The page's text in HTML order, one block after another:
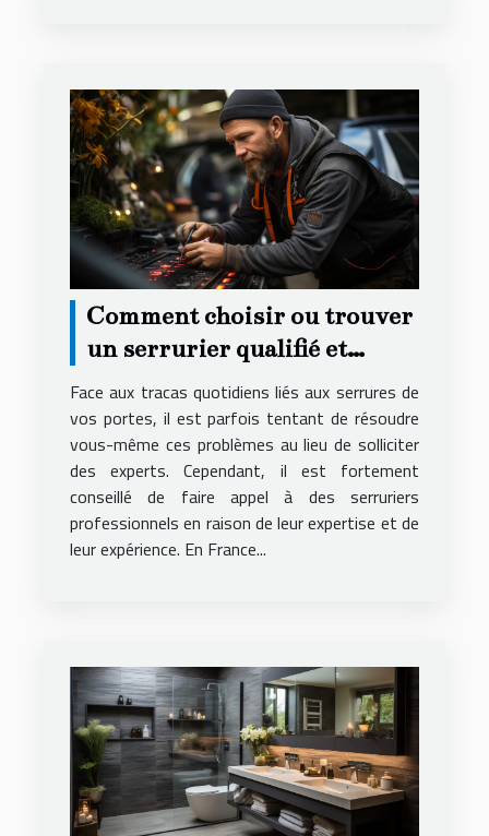
Comment choisir ou trouver
un serrurier qualifié et
compétent ?
Face aux tracas quotidiens liés aux serrures de
vos portes, il est parfois tentant de résoudre
vous-même ces problèmes au lieu de solliciter
des experts. Cependant, il est fortement
conseillé de faire appel à des serruriers
professionnels en raison de leur expertise et de
leur expérience. En France...